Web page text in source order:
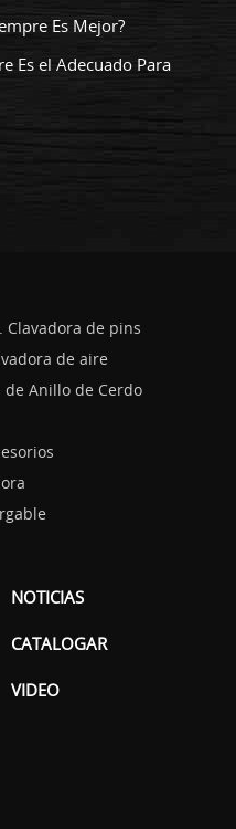
Es Mejor?
Es el Adecuado Para
Clavadora de pins
de aire
de Anillo de Cerdo
NOTICIAS
CATALOGAR
VIDEO